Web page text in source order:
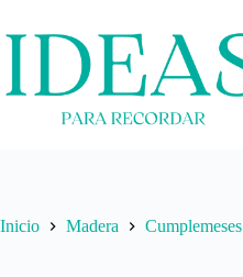
Inicio Madera Cumplemeses